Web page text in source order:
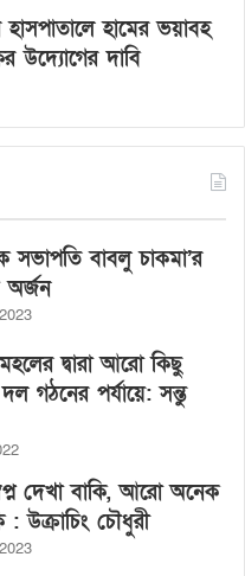
হামের ভয়াবহ
উদ্যোগের দাবি
সভাপতি বাবলু চাকমা’র
অর্জন
দ্বারা আরো কিছু
গঠনের পর্যায়ে: সন্তু
দেখা বাকি, আরো অনেক
: উক্রাচিং চৌধুরী